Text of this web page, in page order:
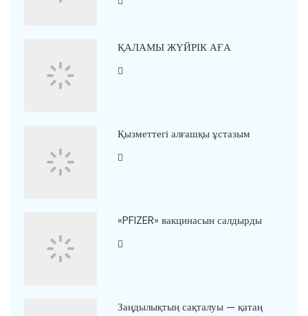
ҚАЛАМЫ ЖҮЙРІК АҒА
Қызметтегі алғашқы ұстазым
«PFIZER» вакцинасын салдырды
Заңдылықтың сақталуы — қатаң